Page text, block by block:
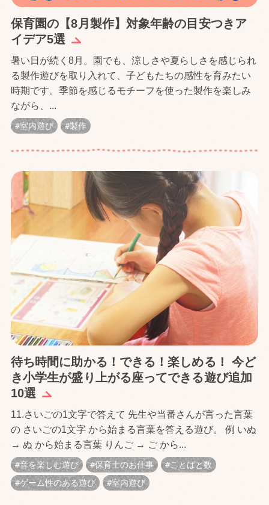
保育園の【8月製作】対象年齢の目安つきア
イデア5選
暑い日が続く8月。園でも、涼しさや夏らしさを感じられ
る製作遊びを取り入れて、子どもたちの感性を育みたい
時期です。季節を感じるモチーフを使った製作を楽しみ
ながら、...
室内遊び 製作
待ち時間に助かる！できる！楽しめる！ 今ど
き小学生が盛り上がる座ってできる遊び追加
10選
11.さいごの1文字で答えて 先生や当番さんが言った言葉
の さいごの1文字 から始まる言葉を答える遊び。 例 いぬ
→ ぬ から始まる言葉 りんご → ご から...
音を楽しむ遊び 保育士のお仕事
ことばと数
ゲーム性のある遊び
室内遊び